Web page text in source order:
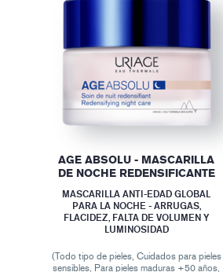
AGE ABSOLU - MASCARILLA
DE NOCHE REDENSIFICANTE
MASCARILLA ANTI-EDAD GLOBAL
PARA LA NOCHE - ARRUGAS,
FLACIDEZ, FALTA DE VOLUMEN Y
LUMINOSIDAD
(Todo tipo de pieles, Cuidados para pieles
sensibles, Para pieles maduras +50 años,